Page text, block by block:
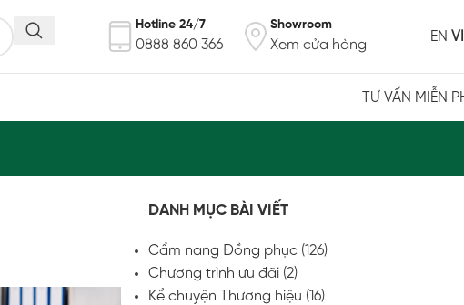
Hotline 24/7
0888 860 366
Showroom
Xem cửa hàng
EN VI
TƯ VẤN MIỄN
DANH MỤC BÀI VIẾT
Cẩm nang Đồng phục (126)
Chương trình ưu đãi(2)
Kể chuyện Thương hiệu (16)